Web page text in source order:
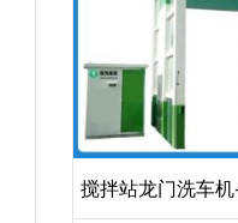
搅拌站龙门洗车